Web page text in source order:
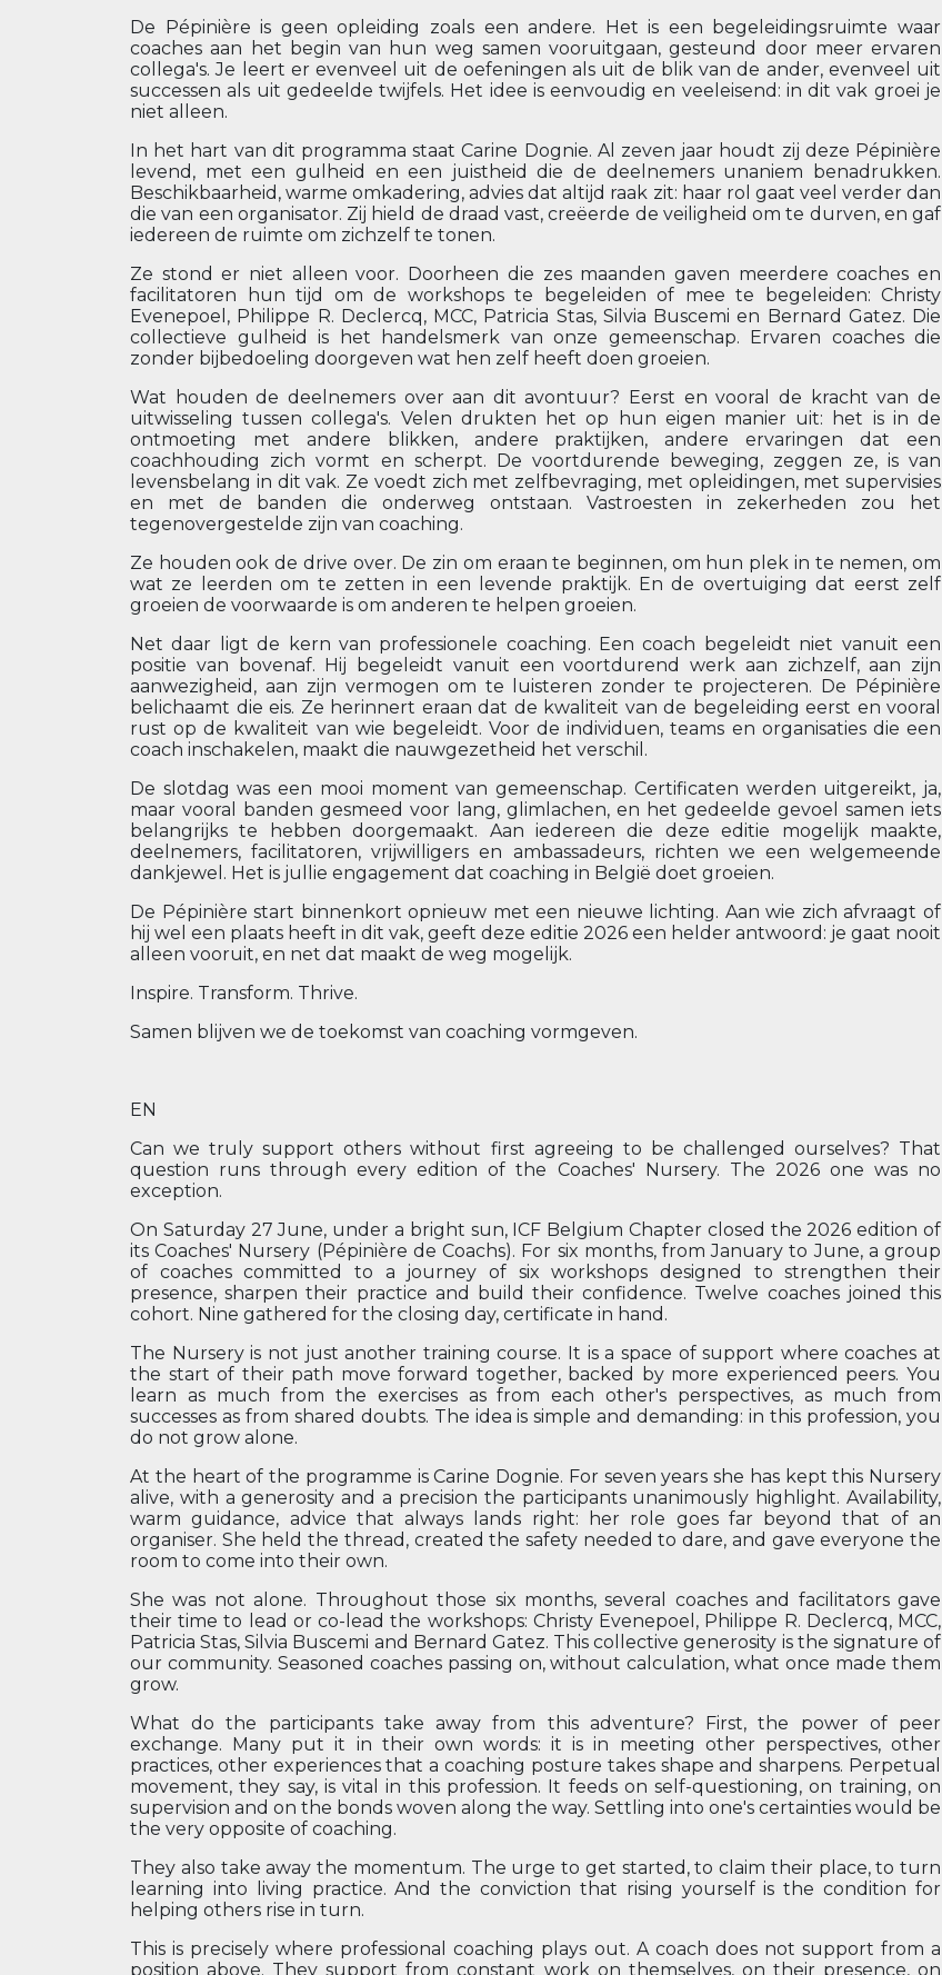
De Pépinière is geen opleiding zoals een andere. Het is een begeleidingsruimte waar
coaches aan het begin van hun weg samen vooruitgaan, gesteund door meer ervaren
collega's. Je leert er evenveel uit de oefeningen als uit de blik van de ander, evenveel uit
successen als uit gedeelde twijfels. Het idee is eenvoudig en veeleisend: in dit vak groei je
niet alleen.
In het hart van dit programma staat Carine Dognie. Al zeven jaar houdt zij deze Pépinière
levend, met een gulheid en een juistheid die de deelnemers unaniem benadrukken.
Beschikbaarheid, warme omkadering, advies dat altijd raak zit: haar rol gaat veel verder dan
die van een organisator. Zij hield de draad vast, creëerde de veiligheid om te durven, en gaf
iedereen de ruimte om zichzelf te tonen.
Ze stond er niet alleen voor. Doorheen die zes maanden gaven meerdere coaches en
facilitatoren hun tijd om de workshops te begeleiden of mee te begeleiden: Christy
Evenepoel, Philippe R. Declercq, MCC, Patricia Stas, Silvia Buscemi en Bernard Gatez. Die
collectieve gulheid is het handelsmerk van onze gemeenschap. Ervaren coaches die
zonder bijbedoeling doorgeven wat hen zelf heeft doen groeien.
Wat houden de deelnemers over aan dit avontuur? Eerst en vooral de kracht van de
uitwisseling tussen collega's. Velen drukten het op hun eigen manier uit: het is in de
ontmoeting met andere blikken, andere praktijken, andere ervaringen dat een
coachhouding zich vormt en scherpt. De voortdurende beweging, zeggen ze, is van
levensbelang in dit vak. Ze voedt zich met zelfbevraging, met opleidingen, met supervisies
en met de banden die onderweg ontstaan. Vastroesten in zekerheden zou het
tegenovergestelde zijn van coaching.
Ze houden ook de drive over. De zin om eraan te beginnen, om hun plek in te nemen, om
wat ze leerden om te zetten in een levende praktijk. En de overtuiging dat eerst zelf
groeien de voorwaarde is om anderen te helpen groeien.
Net daar ligt de kern van professionele coaching. Een coach begeleidt niet vanuit een
positie van bovenaf. Hij begeleidt vanuit een voortdurend werk aan zichzelf, aan zijn
aanwezigheid, aan zijn vermogen om te luisteren zonder te projecteren. De Pépinière
belichaamt die eis. Ze herinnert eraan dat de kwaliteit van de begeleiding eerst en vooral
rust op de kwaliteit van wie begeleidt. Voor de individuen, teams en organisaties die een
coach inschakelen, maakt die nauwgezetheid het verschil.
De slotdag was een mooi moment van gemeenschap. Certificaten werden uitgereikt, ja,
maar vooral banden gesmeed voor lang, glimlachen, en het gedeelde gevoel samen iets
belangrijks te hebben doorgemaakt. Aan iedereen die deze editie mogelijk maakte,
deelnemers, facilitatoren, vrijwilligers en ambassadeurs, richten we een welgemeende
dankjewel. Het is jullie engagement dat coaching in België doet groeien.
De Pépinière start binnenkort opnieuw met een nieuwe lichting. Aan wie zich afvraagt of
hij wel een plaats heeft in dit vak, geeft deze editie 2026 een helder antwoord: je gaat nooit
alleen vooruit, en net dat maakt de weg mogelijk.
Inspire. Transform. Thrive.
Samen blijven we de toekomst van coaching vormgeven.
EN
Can we truly support others without first agreeing to be challenged ourselves? That
question runs through every edition of the Coaches' Nursery. The 2026 one was no
exception.
On Saturday 27 June, under a bright sun, ICF Belgium Chapter closed the 2026 edition of
its Coaches' Nursery (Pépinière de Coachs). For six months, from January to June, a group
of coaches committed to a journey of six workshops designed to strengthen their
presence, sharpen their practice and build their confidence. Twelve coaches joined this
cohort. Nine gathered for the closing day, certificate in hand.
The Nursery is not just another training course. It is a space of support where coaches at
the start of their path move forward together, backed by more experienced peers. You
learn as much from the exercises as from each other's perspectives, as much from
successes as from shared doubts. The idea is simple and demanding: in this profession, you
do not grow alone.
At the heart of the programme is Carine Dognie. For seven years she has kept this Nursery
alive, with a generosity and a precision the participants unanimously highlight. Availability,
warm guidance, advice that always lands right: her role goes far beyond that of an
organiser. She held the thread, created the safety needed to dare, and gave everyone the
room to come into their own.
She was not alone. Throughout those six months, several coaches and facilitators gave
their time to lead or co-lead the workshops: Christy Evenepoel, Philippe R. Declercq, MCC,
Patricia Stas, Silvia Buscemi and Bernard Gatez. This collective generosity is the signature of
our community. Seasoned coaches passing on, without calculation, what once made them
grow.
What do the participants take away from this adventure? First, the power of peer
exchange. Many put it in their own words: it is in meeting other perspectives, other
practices, other experiences that a coaching posture takes shape and sharpens. Perpetual
movement, they say, is vital in this profession. It feeds on self-questioning, on training, on
supervision and on the bonds woven along the way. Settling into one's certainties would be
the very opposite of coaching.
They also take away the momentum. The urge to get started, to claim their place, to turn
learning into living practice. And the conviction that rising yourself is the condition for
helping others rise in turn.
This is precisely where professional coaching plays out. A coach does not support from a
position above. They support from constant work on themselves, on their presence, on